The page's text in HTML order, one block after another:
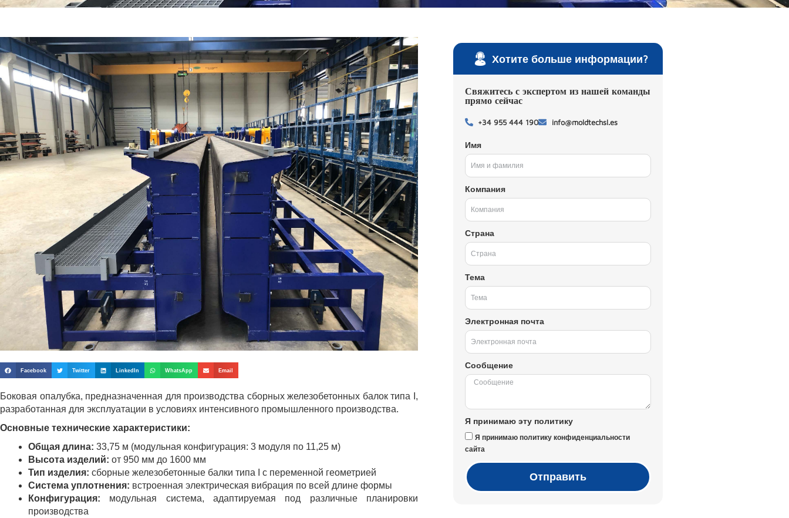
Facebook Twitter LinkedIn WhatsApp Email
Боковая опалубка, предназначенная для производства сборных железобетонных балок типа I,
разработанная для эксплуатации в условиях интенсивного промышленного производства.
Основные технические характеристики:
Общая длина: 33,75 м (модульная конфигурация: 3 модуля по 11,25 м)
Высота изделий: от 950 мм до 1600 мм
Тип изделия: сборные железобетонные балки типа I с переменной геометрией
Система уплотнения: встроенная электрическая вибрация по всей длине формы
Конфигурация: модульная система, адаптируемая под различные планировки
производства
Хотите больше информации?
Свяжитесь с экспертом из нашей команды
прямо сейчас
+34 955 444 190 info@moldtechsl.es
Имя
Компания
Страна
Тема
Электронная почта
Сообщение
Я принимаю эту политику
Я принимаю политику конфиденциальности
сайта
Отправить